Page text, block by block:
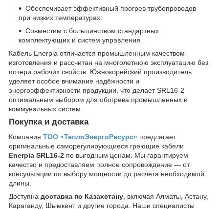
Обеспечивает эффективный прогрев трубопроводов
при низких температурах.
Совместим с большинством стандартных
комплектующих и систем управления.
Кабель Enerpia отличается промышленным качеством
изготовления и рассчитан на многолетнюю эксплуатацию без
потери рабочих свойств. Южнокорейский производитель
уделяет особое внимание надёжности и
энергоэффективности продукции, что делает SRL16-2
оптимальным выбором для обогрева промышленных и
коммунальных систем.
Покупка и доставка
Компания ТОО «ТеплоЭнергоРесурс» предлагает
оригинальные саморегулирующиеся греющие кабели
Enerpia SRL16-2 по выгодным ценам. Мы гарантируем
качество и предоставляем полное сопровождение — от
консультации по выбору мощности до расчёта необходимой
длины.
Доступна доставка по Казахстану , включая Алматы, Астану,
Караганду, Шымкент и другие города. Наши специалисты